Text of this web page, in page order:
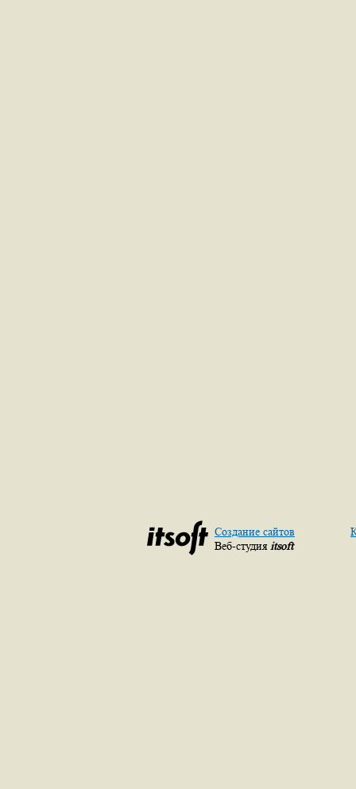
Создание сайтов
Веб-студия itsoft